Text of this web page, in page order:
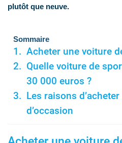
plutôt que neuve.
Sommaire
Acheter une voiture
Quelle voiture de
30 000 euros ?
Les raisons
d’occasion